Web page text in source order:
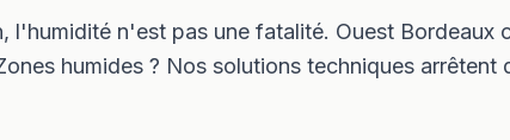
l'humidité n'est pas une fatalité. Ouest
humides ? Nos solutions techniques